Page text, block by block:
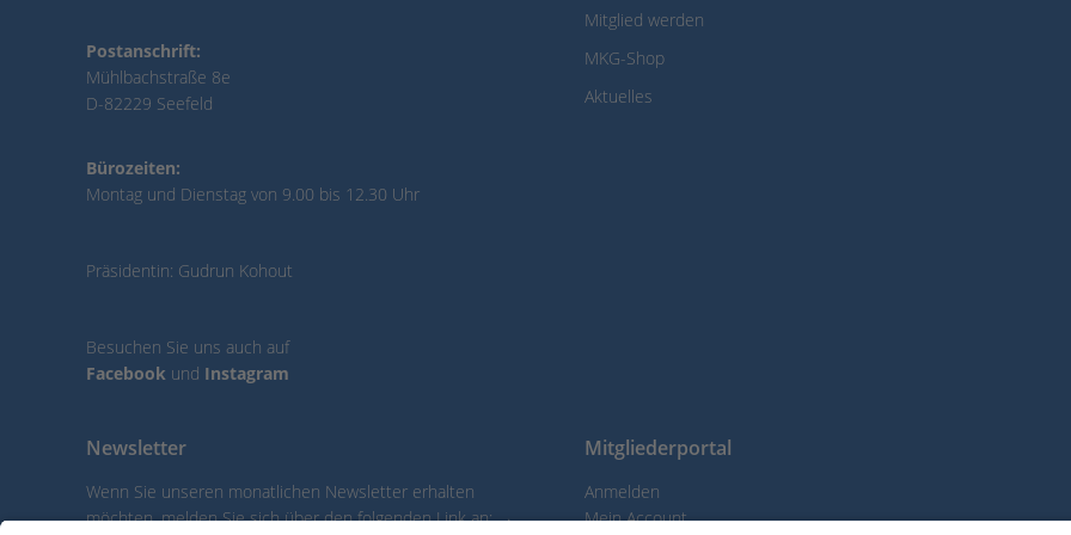
Postanschrift:
Mühlbachstraße 8e
D-82229 Seefeld
Bürozeiten:
Montag und Dienstag von 9.00 bis 12.30 Uhr
Präsidentin: Gudrun Kohout
Besuchen Sie uns auch auf
Facebook und Instagram
Mitglied werden
MKG-Shop
Aktuelles
Newsletter
Wenn Sie unseren monatlichen Newsletter erhalten
möchten, melden Sie sich über den folgenden Link an:→
Mitgliederportal
Anmelden
Mein Account